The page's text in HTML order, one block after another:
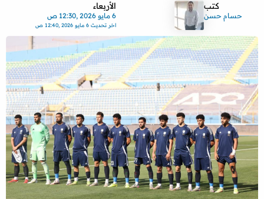
كتب
حسام حسن
الأربعاء
6 مايو 2026 ,12:30 ص
اخر تحديث6 مايو 2026 ,12:40 ص